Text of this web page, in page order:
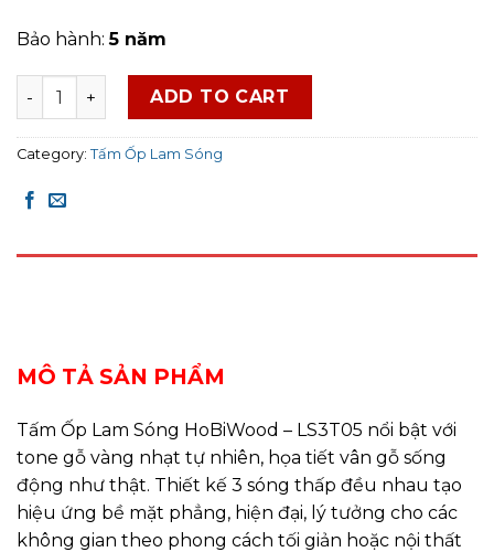
Bảo hành:5 năm
Tấm Ốp Lam Sóng HoBiWood - LS3T05 quantity
ADD TO CART
Category: Tấm Ốp Lam Sóng
MÔ TẢ SẢN PHẨM
Tấm Ốp Lam Sóng HoBiWood – LS3T05 nổi bật với
tone gỗ vàng nhạt tự nhiên, họa tiết vân gỗ sống
động như thật. Thiết kế 3 sóng thấp đều nhau tạo
hiệu ứng bề mặt phẳng, hiện đại, lý tưởng cho các
không gian theo phong cách tối giản hoặc nội thất